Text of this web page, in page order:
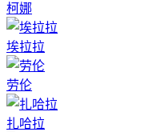
柯娜
埃拉拉
劳伦
扎哈拉